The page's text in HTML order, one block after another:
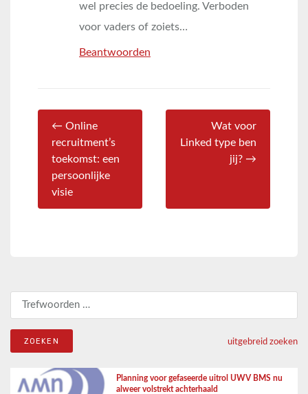
wel precies de bedoeling. Verboden
voor vaders of zoiets…
Beantwoorden
← Online
recruitment’s
toekomst: een
persoonlijke
visie
Wat voor
Linked type ben
jij? →
Zoeken naar:
uitgebreid zoeken
Planning voor gefaseerde uitrol UWV BMS nu
alweer volstrekt achterhaald